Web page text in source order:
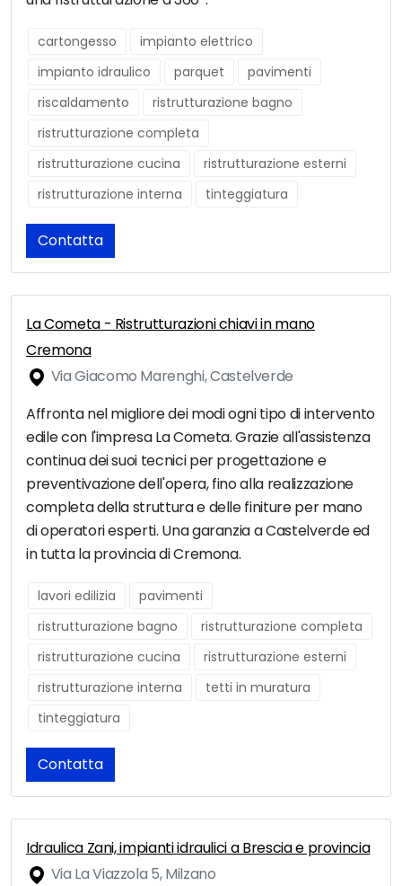
cartongesso
impianto elettrico
impianto idraulico
parquet
pavimenti
riscaldamento
ristrutturazione bagno
ristrutturazione completa
ristrutturazione cucina
ristrutturazione esterni
ristrutturazione interna
tinteggiatura
Contatta
La Cometa - Ristrutturazioni chiavi in mano
Cremona
Via Giacomo Marenghi, Castelverde
Affronta nel migliore dei modi ogni tipo di intervento
edile con l'impresa La Cometa. Grazie all'assistenza
continua dei suoi tecnici per progettazione e
preventivazione dell'opera, fino alla realizzazione
completa della struttura e delle finiture per mano
di operatori esperti. Una garanzia a Castelverde ed
in tutta la provincia di Cremona.
lavori edilizia
pavimenti
ristrutturazione bagno
ristrutturazione completa
ristrutturazione cucina
ristrutturazione esterni
ristrutturazione interna
tetti in muratura
tinteggiatura
Contatta
Idraulica Zani, impianti idraulici a Brescia e provincia
Via La Viazzola 5, Milzano